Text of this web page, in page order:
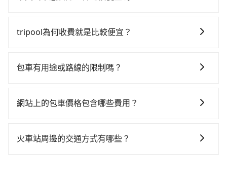
小時57分鐘，假設3位同行，高鐵加轉乘之平均每人花費
鐵而不預約包車，不僅每人至少額外負擔30元車資，而
的拼車共乘服務，最多可再節省50%的交通費用。
務，所以要不當天就需往返光復市場與新竹南寮漁港，
程專車接送才是前往最便宜方便的選擇。
程跳錶計算，價格約為2,190~2,600元間，但如改預約
佳選擇。
趟車的資訊，所以如果需要來回叫車，請分兩筆訂單預
不限單程或來回。
tripool為何收費就是比較便宜？
一次使用tripool的會擔心價格比市價便宜不少，是不是
淘汰顧客評分較低的司機，且車輛均要求5年內新車，司
因來自於自行研發的AI車輛調度演算法，能有效降低空
包車有用途或路線的限制嗎？
方，只要是長途交通且途中遵守台灣法律，無論是清明
檢疫、預約叫車、機場接送、定期洗腎、包月上下班，
網站上的包車價格包含哪些費用？
乘客險、司機小費、營業稅等，不會再有其他額外的費
火車站周邊的交通方式有哪些？